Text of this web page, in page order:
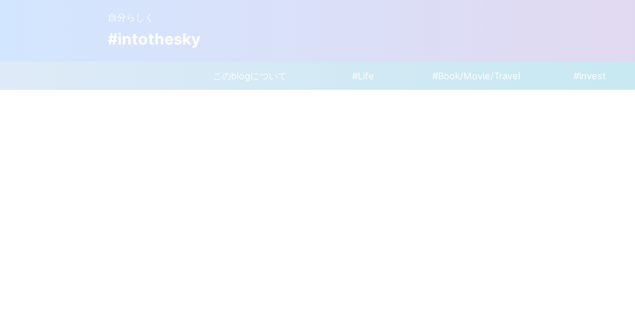
自分らしく
#intothesky
このblogについて #Life #Book/Movie/Travel #Invest